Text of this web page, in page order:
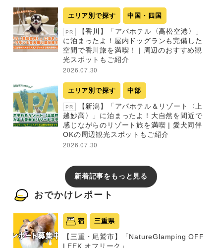
エリア別で探す 中国・四国
PR
【香川】「アパホテル〈高松空港〉」
に泊まったよ！屋内ドッグランも完備した
空間で香川旅を満喫！ | 周辺のおすすめ観
光スポットもご紹介
2026.07.30
エリア別で探す 中部
PR
【新潟】「アパホテル＆リゾート〈上
越妙高〉」に泊まったよ！大自然を間近で
感じながらのリゾート旅を満喫 | 愛犬同伴
OKの周辺観光スポットもご紹介
2026.07.30
新着記事をもっと見る
おでかけレポート
宿 三重県
【三重・尾鷲市】「NatureGlamping OFF
LEEK オフリーク」